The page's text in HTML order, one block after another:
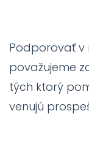
Podporovať v
považujeme
tých ktorý
venujú